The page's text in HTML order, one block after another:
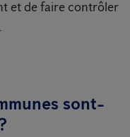
et de faire contrôler
sont-